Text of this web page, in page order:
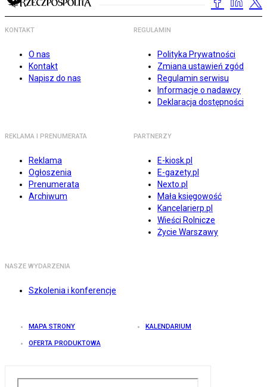
KONTAKT
O nas
Kontakt
Napisz do nas
REGULAMIN
Polityka Prywatności
Zmiana ustawień zgód
Regulamin serwisu
Informacje o nadawcy
Deklaracja dostępności
REKLAMA I PRENUMERATA
Reklama
Ogłoszenia
Prenumerata
Archiwum
PARTNERZY
E-kiosk.pl
E-gazety.pl
Nexto.pl
Mała księgowość
Kancelarierp.pl
Wieści Rolnicze
Życie Warszawy
NASZE WYDARZENIA
Szkolenia i konferencje
MAPA STRONY KALENDARIUM
OFERTA PRODUKTOWA